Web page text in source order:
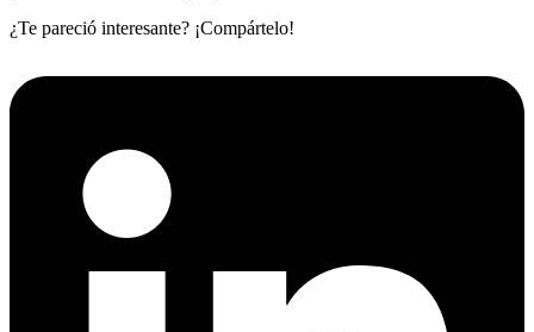
¿Te pareció interesante? ¡Compártelo!